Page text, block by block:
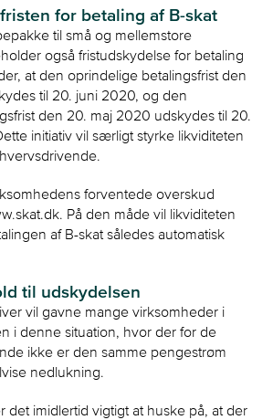
for betaling af B-skat
til små og mellemstore
også fristudskydelse for betaling
at den oprindelige betalingsfrist den
til 20. juni 2020, og den
den 20. maj 2020 udskydes til 20.
initiativ vil særligt styrke likviditeten
forventede overskud
På den måde vil likviditeten
af B-skat således automatisk
til udskydelsen
vil gavne mange virksomheder i
i denne situation, hvor der for de
ikke er den samme pengestrøm
nedlukning.
det imidlertid vigtigt at huske på, at der